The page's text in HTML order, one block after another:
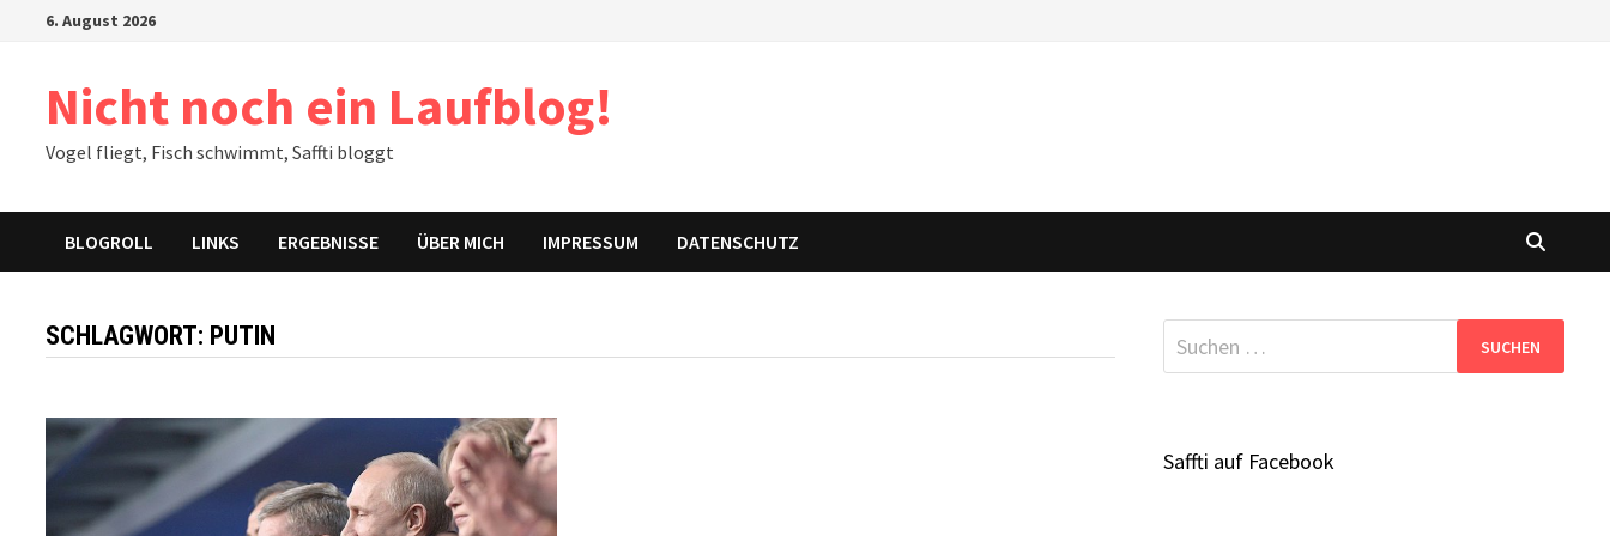
6. August 2026
Nicht noch ein Laufblog!
Vogel fliegt, Fisch schwimmt, Saffti bloggt
BLOGROLL LINKS ERGEBNISSE ÜBER MICH IMPRESSUM DATENSCHUTZ
SCHLAGWORT: PUTIN
Suchen
nach:
Saffti auf Facebook